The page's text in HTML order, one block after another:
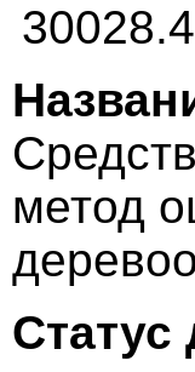
метод
Статус